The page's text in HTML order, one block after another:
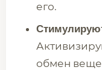
его.
обмен